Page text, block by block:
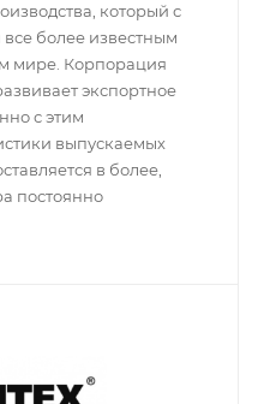
который с
более известным
мире. Корпорация
экспортное
с этим
выпускаемых
в более,
постоянно